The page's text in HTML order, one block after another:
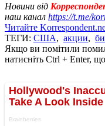
Новини від
наш канал https://t.me/
Читайте
ТЕГИ: США, акции,
Якщо ви помітили
натисніть Ctrl + Enter,